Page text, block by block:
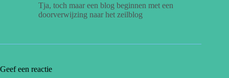
Tja, toch maar een blog beginnen met een
doorverwijzing naar het zeilblog
Geef een reactie